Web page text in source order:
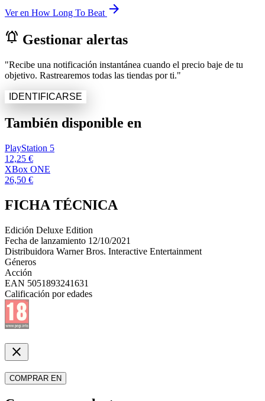
Ver en How Long To Beat arrow_forward
notifications_active Gestionar alertas
"Recibe una notificación instantánea cuando el precio baje de tu
objetivo. Rastrearemos todas las tiendas por ti."
IDENTIFICARSE
También disponible en
PlayStation 5
12,25 €
XBox ONE
26,50 €
FICHA TÉCNICA
Edición Deluxe Edition
Fecha de lanzamiento 12/10/2021
Distribuidora Warner Bros. Interactive Entertainment
Géneros
Acción
EAN 5051893241631
Calificación por edades
close
COMPRAR EN